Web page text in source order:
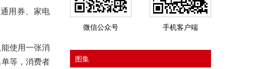
用券、家电
使用一张消
等，消费者
微信公众号 手机客户端
图集